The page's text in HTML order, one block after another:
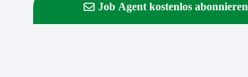
Job Agent kostenlos abonnieren